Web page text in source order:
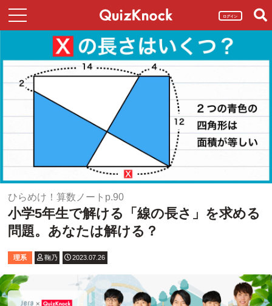
ログイン
ひらめけ！算数ノートp.90
小学5年生で解ける「線の長さ」を求める
問題。あなたは解ける？
理系 鞠乃 2023.07.26